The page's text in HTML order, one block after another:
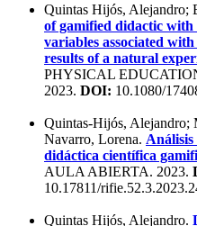
Quintas Hijós, Alejandro;
of gamified didactic with
variables associated
results of a natural
PHYSICAL
2023. DOI: 10.1080/
Quintas-Hijós, Alejandro;
Navarro, Lorena. Análisis
didáctica científica
AULA ABIERTA. 2023.
10.17811/
Quintas Hijós, Alejandro.